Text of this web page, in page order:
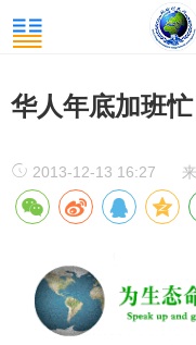
华人年底加班
2013-12-13 16:27